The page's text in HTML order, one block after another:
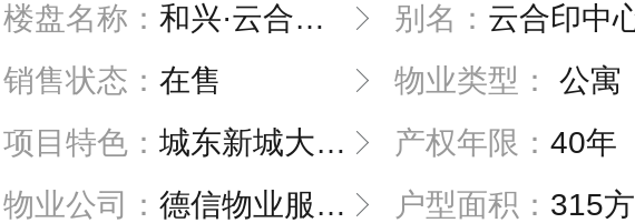
楼盘名称： 和兴·云合印中心 别名： 云合印中
销售状态： 在售 物业类型：
公寓
项目特色： 城东新城大平层 产权年限： 40年
物业公司： 德信物业服务有限公司 户型面积： 315方